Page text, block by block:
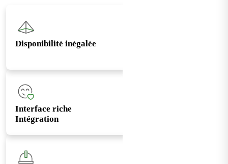
Disponibilité inégalée
Interface riche
Intégration